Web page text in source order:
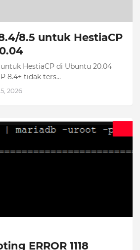
8.5 untuk HestiaCP
HestiaCP di Ubuntu 20.04
Belakang PHP 8.4+ tidak ters…
2026
ERROR 1118